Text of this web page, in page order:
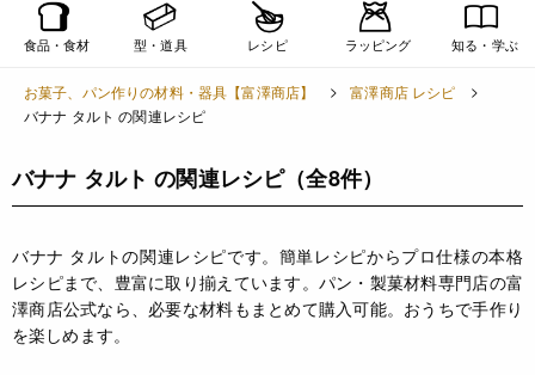
食品・食材 型・道具 レシピ ラッピング 知る・学ぶ
お菓子、パン作りの材料・器具【富澤商店】
富澤商店 レシピ
バナナ タルト の関連レシピ
バナナ タルト の関連レシピ（全8件）
バナナ タルトの関連レシピです。簡単レシピからプロ仕様の本格
レシピまで、豊富に取り揃えています。パン・製菓材料専門店の富
澤商店公式なら、必要な材料もまとめて購入可能。おうちで手作り
を楽しめます。